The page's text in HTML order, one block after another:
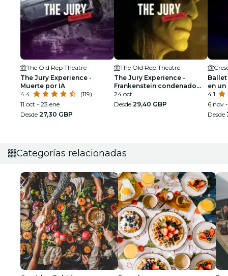
The Old Rep Theatre
The Jury Experience -
Muerte por IA
4.4
(119)
11 oct - 23 ene
Desde 27,30 GBP
The Old Rep Theatre
The Jury Experience -
Frankenstein condenado
por la ley
24 oct
Desde 29,40 GBP
en
4.1
6 nov
Desde
Categorías relacionadas